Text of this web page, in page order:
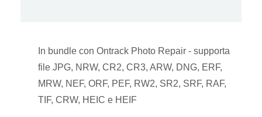
In bundle con Ontrack Photo Repair - supporta
file JPG, NRW, CR2, CR3, ARW, DNG, ERF,
MRW, NEF, ORF, PEF, RW2, SR2, SRF, RAF,
TIF, CRW, HEIC e HEIF